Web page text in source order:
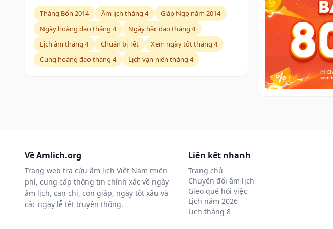
Tháng Bốn 2014 Âm lịch tháng 4
Giáp Ngọ năm 2014
Ngày hoàng đạo tháng 4
Ngày hắc đạo tháng 4
Lịch âm tháng 4
Chuẩn bị Tết
Xem ngày tốt tháng 4
Cung hoàng đạo tháng 4
Lịch vạn niên tháng 4
Về Amlich.org
Trang web tra cứu âm lịch Việt Nam miễn
phí, cung cấp thông tin chính xác về ngày
âm lịch, can chi, con giáp, ngày tốt xấu và
các ngày lễ tết truyền thống.
Liên kết nhanh
Trang chủ
Chuyển đổi âm lịch
Gieo quẻ hỏi việc
Lịch năm 2026
Lịch tháng 8